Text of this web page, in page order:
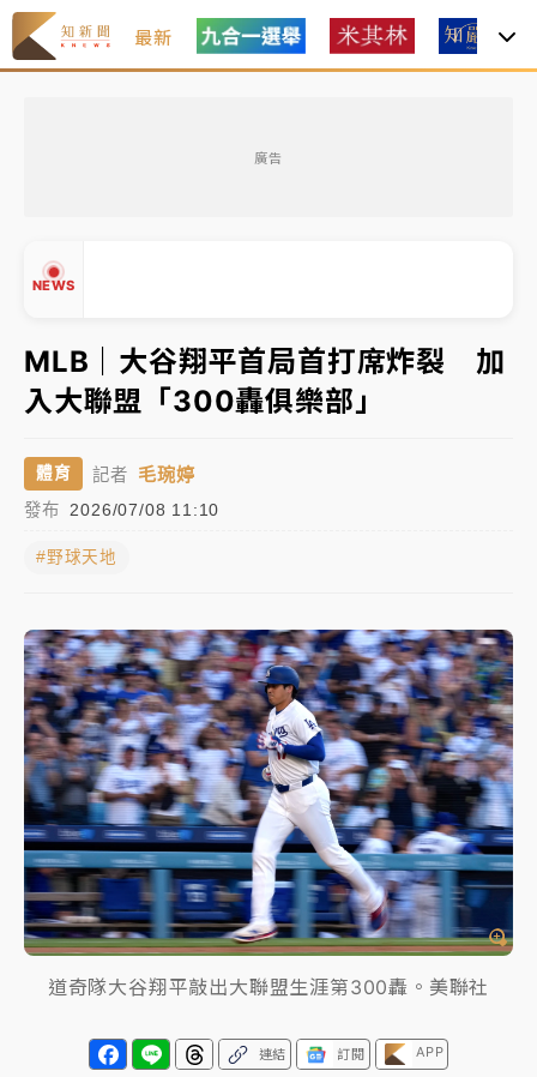
最新
廣告
NEWS
韓股最壞時期已過？大摩估去槓桿完成逾半 波動率降
至2個月低
「白海豚」雨炸新北！通報109件災情 侯友宜揭這類災
損最多
白海豚挾豪雨狂炸新北！時雨量破百毫米 水塔、雨棚
金控第2季海外曝險破31兆創高 日本年增45%居冠
韓股最壞時期已過？大摩估去槓桿完成逾半 波動率降
至2個月低
「白海豚」雨炸新北！通報109件災情 侯友宜揭這類災
損最多
白海豚挾豪雨狂炸新北！時雨量破百毫米 水塔、雨棚
砸落毀車
MLB｜大谷翔平首局首打席炸裂 加
入大聯盟「300轟俱樂部」
體育 記者 毛琬婷
發布 2026/07/08 11:10
#野球天地
道奇隊大谷翔平敲出大聯盟生涯第300轟。美聯社
連結 訂閱 APP